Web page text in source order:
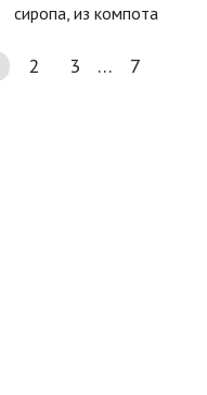
сиропа, из компота
2 3 … 7